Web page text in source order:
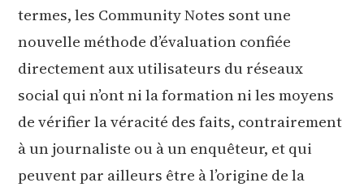
termes, les Community Notes sont une
nouvelle méthode d’évaluation confiée
directement aux utilisateurs du réseaux
social qui n’ont ni la formation ni les moyens
de vérifier la véracité des faits, contrairement
à un journaliste ou à un enquêteur, et qui
peuvent par ailleurs être à l’origine de la